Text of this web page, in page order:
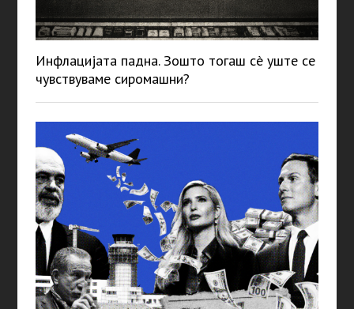
Инфлацијата падна. Зошто тогаш сè уште се
чувствуваме сиромашни?